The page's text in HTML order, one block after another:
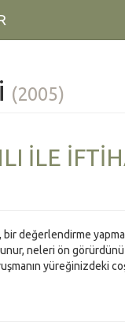
(2005)
İLE
bir değerlendirme
neleri ön
yüreğinizdeki